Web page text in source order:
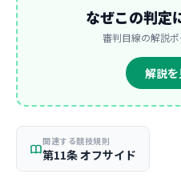
なぜこの判定
審判目線の解説
解説
関連する競技規則
第11条 オフサイド